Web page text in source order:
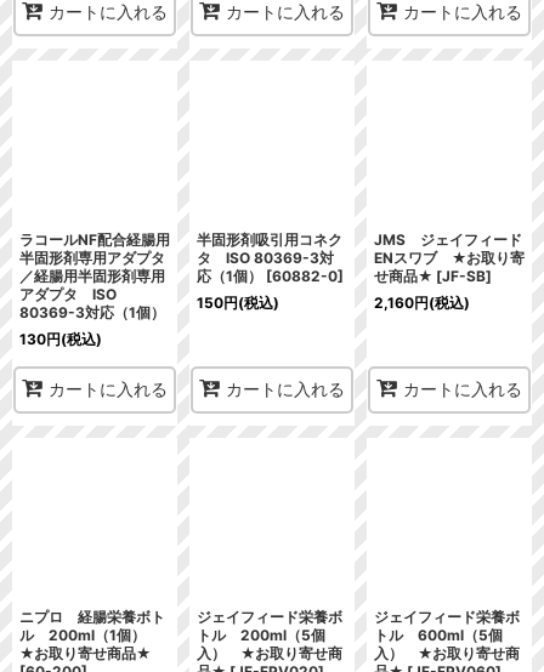
カートに入れる カートに入れる カートに入れる
ラコールNF配合経腸用
半固形剤専用アダプタ
／経腸用半固形剤専用
アダプタ ISO
80369-3対応（1個）
130円(税込)
カートに入れる
半固形剤吸引用コネク
タ ISO 80369-3対
応（1個）
[60882-0]
150円(税込)
カートに入れる
JMS ジェイフィード
ENスワブ ★お取り寄
せ商品★ [JF-SB]
2,160円(税込)
カートに入れる
ニプロ 経腸栄養ボト
ル 200ml（1個）
★お取り寄せ商品★
ジェイフィード栄養ボ
トル 200ml（5個
入） ★お取り寄せ商
ジェイフィード栄養ボ
トル 600ml（5個
入） ★お取り寄せ商